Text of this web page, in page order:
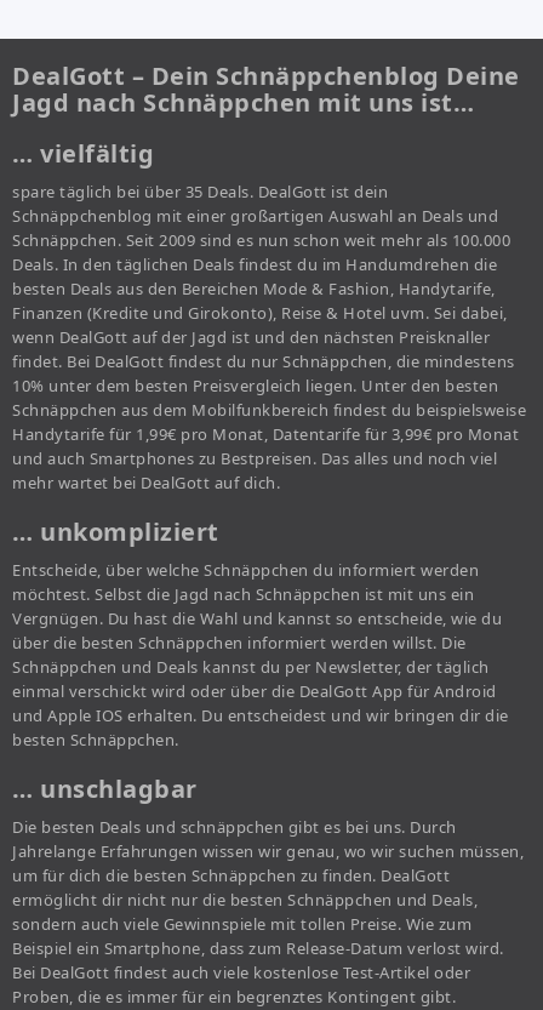
DealGott – Dein Schnäppchenblog Deine
Jagd nach Schnäppchen mit uns ist…
… vielfältig
spare täglich bei über 35 Deals. DealGott ist dein
Schnäppchenblog mit einer großartigen Auswahl an Deals und
Schnäppchen. Seit 2009 sind es nun schon weit mehr als 100.000
Deals. In den täglichen Deals findest du im Handumdrehen die
besten Deals aus den Bereichen Mode & Fashion, Handytarife,
Finanzen (Kredite und Girokonto), Reise & Hotel uvm. Sei dabei,
wenn DealGott auf der Jagd ist und den nächsten Preisknaller
findet. Bei DealGott findest du nur Schnäppchen, die mindestens
10% unter dem besten Preisvergleich liegen. Unter den besten
Schnäppchen aus dem Mobilfunkbereich findest du beispielsweise
Handytarife für 1,99€ pro Monat, Datentarife für 3,99€ pro Monat
und auch Smartphones zu Bestpreisen. Das alles und noch viel
mehr wartet bei DealGott auf dich.
… unkompliziert
Entscheide, über welche Schnäppchen du informiert werden
möchtest. Selbst die Jagd nach Schnäppchen ist mit uns ein
Vergnügen. Du hast die Wahl und kannst so entscheide, wie du
über die besten Schnäppchen informiert werden willst. Die
Schnäppchen und Deals kannst du per Newsletter, der täglich
einmal verschickt wird oder über die DealGott App für Android
und Apple IOS erhalten. Du entscheidest und wir bringen dir die
besten Schnäppchen.
… unschlagbar
Die besten Deals und schnäppchen gibt es bei uns. Durch
Jahrelange Erfahrungen wissen wir genau, wo wir suchen müssen,
um für dich die besten Schnäppchen zu finden. DealGott
ermöglicht dir nicht nur die besten Schnäppchen und Deals,
sondern auch viele Gewinnspiele mit tollen Preise. Wie zum
Beispiel ein Smartphone, dass zum Release-Datum verlost wird.
Bei DealGott findest auch viele kostenlose Test-Artikel oder
Proben, die es immer für ein begrenztes Kontingent gibt.